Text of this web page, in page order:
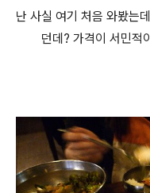
난 사실 여기 처음 와봤는
던데? 가격이 서민적